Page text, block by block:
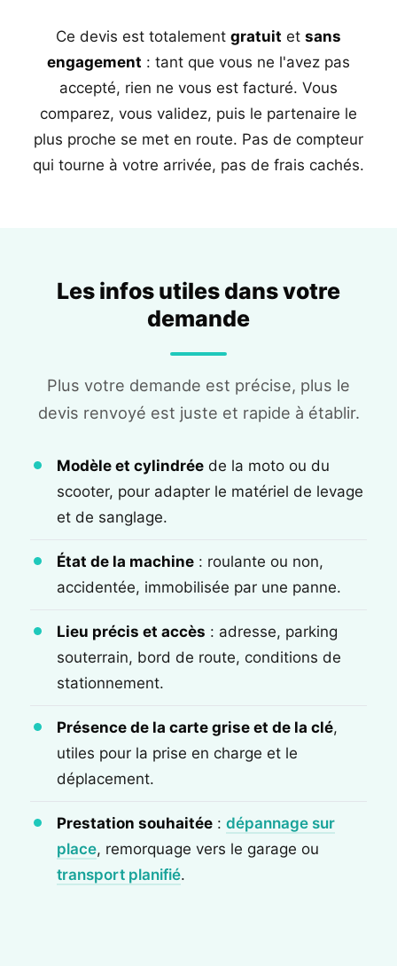
Ce devis est totalement gratuit et sans
engagement : tant que vous ne l'avez pas
accepté, rien ne vous est facturé. Vous
comparez, vous validez, puis le partenaire le
plus proche se met en route. Pas de compteur
qui tourne à votre arrivée, pas de frais cachés.
Les infos utiles dans votre
demande
Plus votre demande est précise, plus le
devis renvoyé est juste et rapide à établir.
Modèle et cylindrée de la moto ou du
scooter, pour adapter le matériel de levage
et de sanglage.
État de la machine : roulante ou non,
accidentée, immobilisée par une panne.
Lieu précis et accès : adresse, parking
souterrain, bord de route, conditions de
stationnement.
Présence de la carte grise et de la clé,
utiles pour la prise en charge et le
déplacement.
Prestation souhaitée : dépannage sur
place, remorquage vers le garage ou
transport planifié.